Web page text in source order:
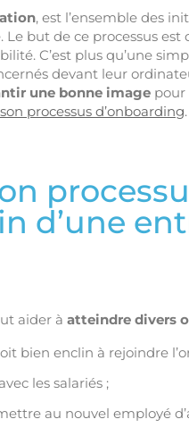
, est l’ensemble des
but de ce processus
C’est plus qu’une
devant leur
une bonne image pour
processus d’onboarding.
d’une
aider à atteindre divers
bien enclin à rejoindre
les salariés ;
au nouvel employé